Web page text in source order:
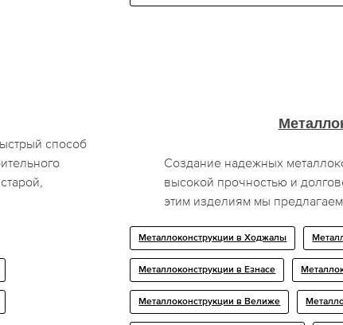
способ
Создание надежных
высокой прочностью и
этим изделиям мы
Металлоконструкции в Ходжалы
Металлоконструкции в Езнасе
Металлоконструкции в Велиже